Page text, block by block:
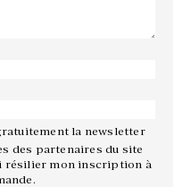
la newsletter
des partenaires du site
résilier mon inscription à